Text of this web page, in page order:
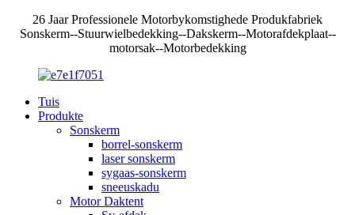
26 Jaar Professionele Motorbykomstighede Produkfabriek
Sonskerm--Stuurwielbedekking--Dakskerm--Motorafdekplaat--
motorsak--Motorbedekking
Tuis
Produkte
Sonskerm
borrel-sonskerm
laser sonskerm
sygaas-sonskerm
sneeuskadu
Motor Daktent